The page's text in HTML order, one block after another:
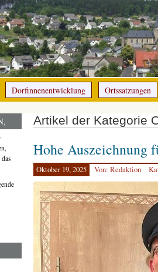
Dorfinnenentwicklung Ortssatzungen
Artikel der Kategorie
Hohe Auszeichnung
Oktober 19, 2025 Von: Redaktion